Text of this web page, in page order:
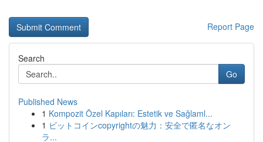
Report Page
Search
Go
Published News
1 Kompozit Özel Kapıları: Estetik ve Sağlaml...
1 ビットコインcopyrightの魅力：安全で匿名なオン
ラ...